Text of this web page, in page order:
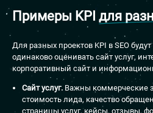
Примеры KPI для
Для разных проектов KPI в SEO
одинаково оценивать сайт услуг,
корпоративный сайт и
Сайт услуг. Важны коммерческие
стоимость лида, качество
страницы услуг, кейсы, отзывы,